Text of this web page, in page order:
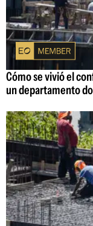
Cómo se vivió el
un departamento